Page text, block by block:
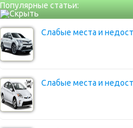
Популярные статьи:
Слабые места и
Слабые места и